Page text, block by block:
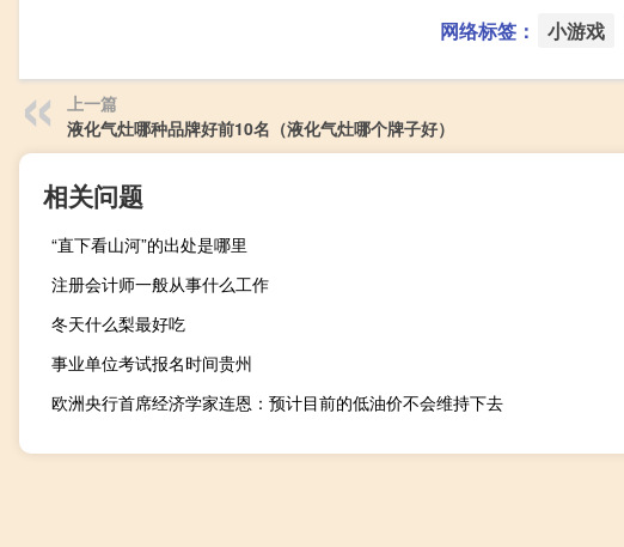
网络标签： 小游戏
上一篇
液化气灶哪种品牌好前10名（液化气灶哪个牌子好）
相关问题
“直下看山河”的出处是哪里
注册会计师一般从事什么工作
冬天什么梨最好吃
事业单位考试报名时间贵州
欧洲央行首席经济学家连恩：预计目前的低油价不会维持下去